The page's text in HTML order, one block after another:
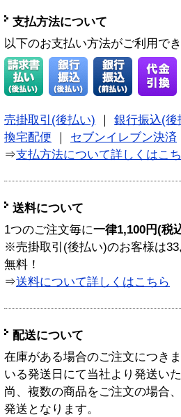
支払方法について
以下のお支払い方法がご利用で
売掛取引(後払い)
銀行振込(後
換宅配便
セブンイレブン決済
⇒支払方法について詳しくはこ
送料について
1つのご注文毎に一律1,100円(税
※売掛取引(後払い)のお客様は
無料！
⇒送料について詳しくはこちら
配送について
在庫がある場合のご注文につき
いる発送日にて当社より発送い
尚、複数の商品をご注文の場合
発送となります。